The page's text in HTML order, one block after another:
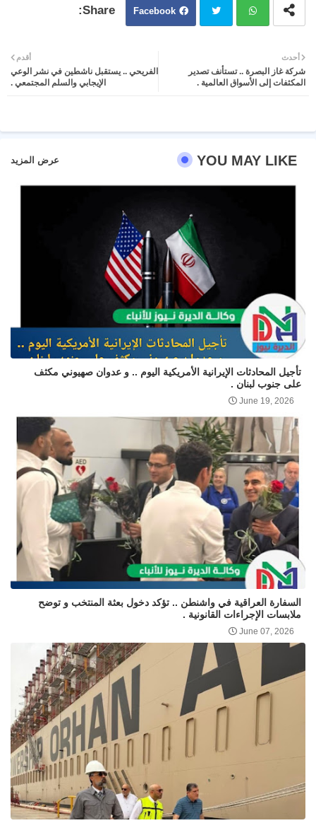
Facebook
ter atsa
أحدث
شركة غاز البصرة .. تستأنف تصدير
المكثفات إلى الأسواق العالمية .
أقدم
الفريحي .. يستقبل ناشطين في نشر الوعي
الإيجابي والسلم المجتمعي .
YOU MAY LIKE عرض المزيد
تأجيل المحادثات الإيرانية الأمريكية اليوم .. و عدوان صهيوني مكثف
على جنوب لبنان .
June 19, 2026
السفارة العراقية في واشنطن .. تؤكد دخول بعثة المنتخب و توضح
ملابسات الإجراءات القانونية .
June 07, 2026